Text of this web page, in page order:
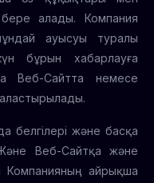
бере алады. Компания
ауысуы туралы
бұрын хабарлауға
Веб-Сайтта немесе
белгілері және басқа
Веб-Сайтқа және
Компанияның айрықша